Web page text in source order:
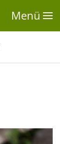
Menü